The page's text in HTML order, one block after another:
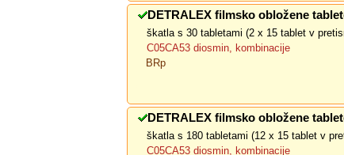
DETRALEX filmsko obložene
škatla s 30 tabletami (2 x 15 tablet v
C05CA53 diosmin, kombinacije
BRp
DETRALEX filmsko obložene
škatla s 180 tabletami (12 x 15 tablet v
C05CA53 diosmin, kombinacije